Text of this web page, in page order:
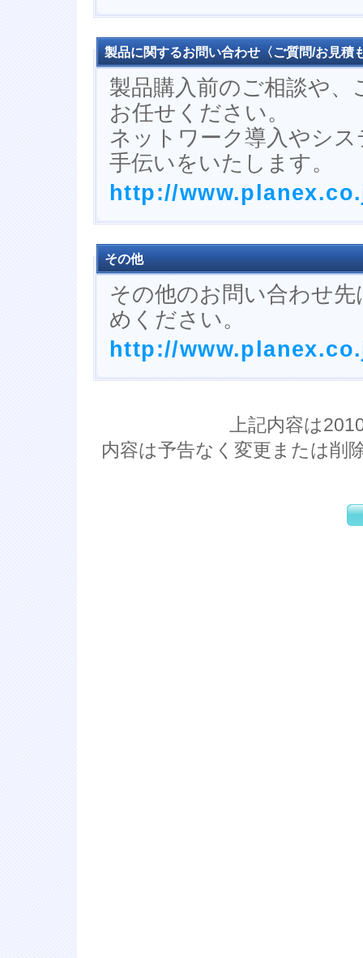
製品に関するお問い合わせ〈ご質問/お見積
製品購入前のご相談や
お任せください。
ネットワーク導入やシ
手伝いをいたします。
http://
その他
その他のお問い合わせ
めください。
http://
上記内容は
内容は予告なく変更または削